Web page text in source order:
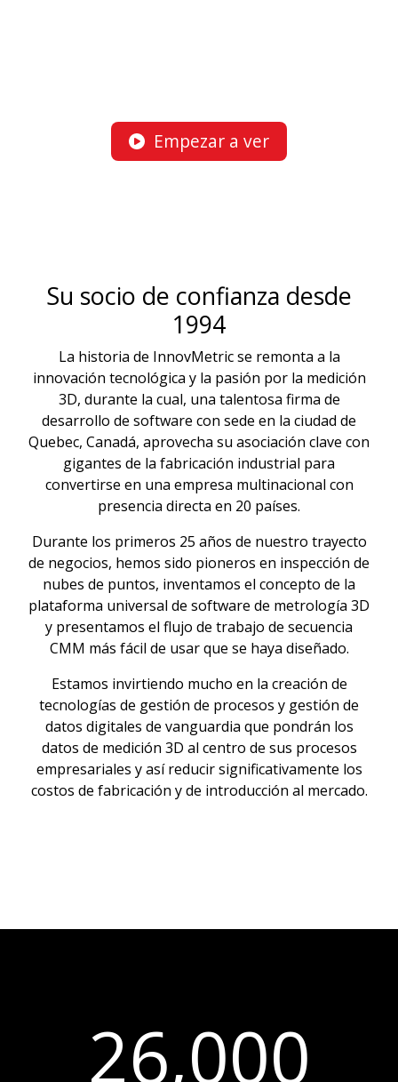
Empezar a ver
Su socio de confianza desde
1994
La historia de InnovMetric se remonta a la
innovación tecnológica y la pasión por la medición
3D, durante la cual, una talentosa firma de
desarrollo de software con sede en la ciudad de
Quebec, Canadá, aprovecha su asociación clave con
gigantes de la fabricación industrial para
convertirse en una empresa multinacional con
presencia directa en 20 países.
Durante los primeros 25 años de nuestro trayecto
de negocios, hemos sido pioneros en inspección de
nubes de puntos, inventamos el concepto de la
plataforma universal de software de metrología 3D
y presentamos el flujo de trabajo de secuencia
CMM más fácil de usar que se haya diseñado.
Estamos invirtiendo mucho en la creación de
tecnologías de gestión de procesos y gestión de
datos digitales de vanguardia que pondrán los
datos de medición 3D al centro de sus procesos
empresariales y así reducir significativamente los
costos de fabricación y de introducción al mercado.
26,000